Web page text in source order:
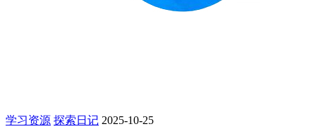
学习资源 探索日记 2025-10-25